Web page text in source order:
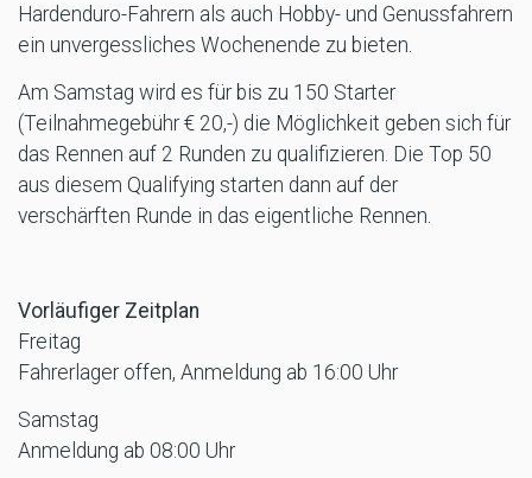
Hardenduro-Fahrern als auch Hobby- und Genussfahrern
ein unvergessliches Wochenende zu bieten.
Am Samstag wird es für bis zu 150 Starter
(Teilnahmegebühr € 20,-) die Möglichkeit geben sich für
das Rennen auf 2 Runden zu qualifizieren. Die Top 50
aus diesem Qualifying starten dann auf der
verschärften Runde in das eigentliche Rennen.
Vorläufiger Zeitplan
Freitag
Fahrerlager offen, Anmeldung ab 16:00 Uhr
Samstag
Anmeldung ab 08:00 Uhr